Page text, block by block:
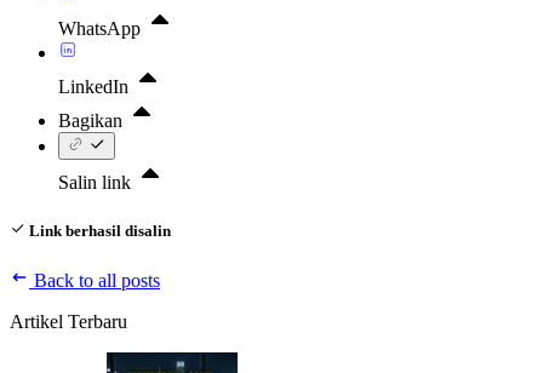
WhatsApp
LinkedIn
Bagikan
Salin link
Link berhasil disalin
Back to all posts
Artikel Terbaru